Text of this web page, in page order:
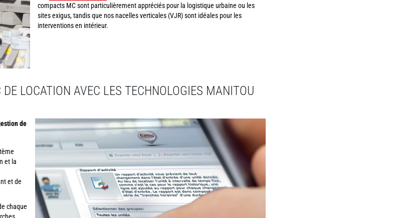
compacts MC sont particulièrement appréciés pour la logistique urbaine ou les
sites exigus, tandis que nos nacelles verticales (VJR) sont idéales pour les
interventions en intérieur.
LOCATION AVEC LES TECHNOLOGIES MANITOU
de
et la
et de
chaque